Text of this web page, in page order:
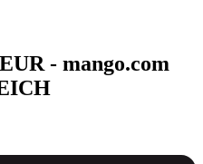
- mango.com